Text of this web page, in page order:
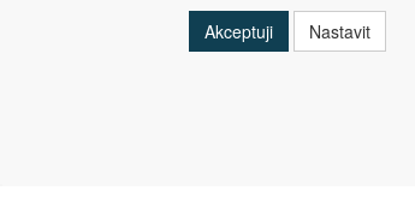
telefon: +420
e-mail:info@e-
Akceptuji Nastavit